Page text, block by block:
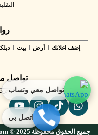
إضف اعلانك أرض بيت
تواصل معنا:
✅
جميع الحقوق محفوظة lightgreen-gorilla-339165.hostingersite.com © 2025
تواصل معي وتساب
اتصل بي